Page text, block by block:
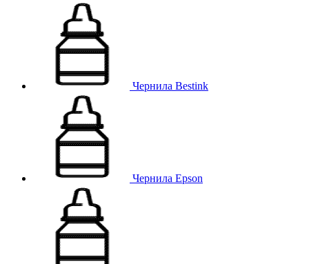
Чернила Bestink
Чернила Epson